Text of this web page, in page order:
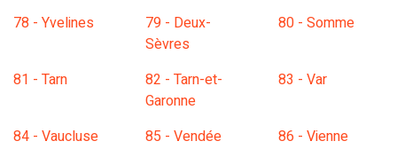
78 - Yvelines
79 - Deux-
Sèvres
80 - Somme
81 - Tarn
82 - Tarn-et-
Garonne
83 - Var
84 - Vaucluse 85 - Vendée
86 - Vienne